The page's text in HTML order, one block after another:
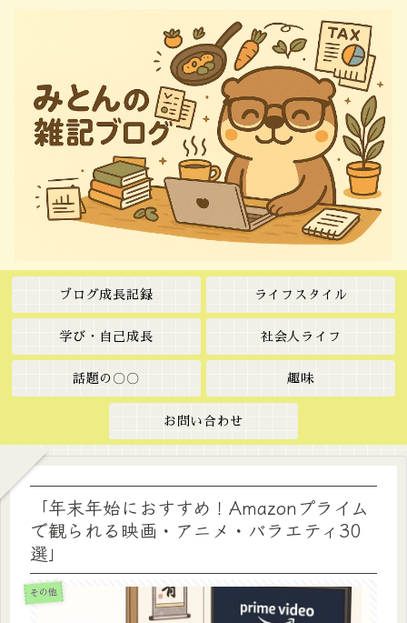
ブログ成長記録 ライフスタイル
学び・自己成長 社会人ライフ
話題の〇〇 趣味
お問い合わせ
「年末年始におすすめ！Amazonプライム
で観られる映画・アニメ・バラエティ30
選」
その他